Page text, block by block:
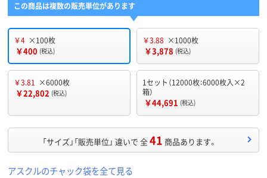
この商品は複数の販売単位があります
￥4 ×100枚
￥400 (税込)
￥3.88 ×1000枚
￥3,878 (税込)
￥3.81 ×6000枚
￥22,802 (税込)
1セット（12000枚：6000枚入×2
箱）
￥44,691 (税込)
「サイズ」「販売単位」 違いで 全41 商品あります。
アスクルのチャック袋を全て見る